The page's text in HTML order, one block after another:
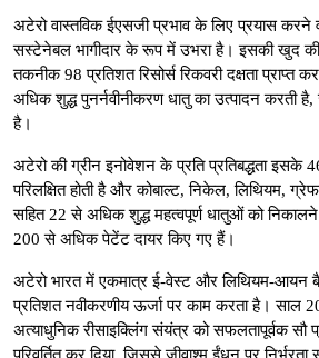
अटेरो वास्तविक ईएसजी प्रभाव के लिए प्रयास करने
सस्टेनेबल भागीदार के रूप में उभरा है। इसकी खुद
तकनीक 98 प्रतिशत रिसोर्स रिकवरी दक्षता प्राप्त
अधिक शुद्ध पुनर्नवीनीकरण धातु का उत्पादन करती
है।
अटेरो की ग्रीन इनोवेशन के प्रति प्रतिबद्धता
परिलक्षित होती है और कोबाल्ट, निकेल, लिथियम,
सहित 22 से अधिक शुद्ध महत्वपूर्ण धातुओं को
200 से अधिक पेटेंट दायर किए गए हैं।
अटेरो भारत में एकमात्र ई-वेस्ट और लिथियम-आयन
प्रतिशत नवीकरणीय ऊर्जा पर काम करता है।
अत्याधुनिक रीसाइक्लिंग संयंत्र को सफलतापूर्वक सौ